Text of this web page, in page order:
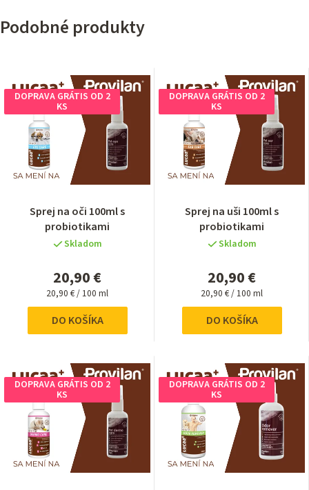
Podobné produkty
DOPRAVA GRÁTIS OD 2
KS
Sprej na oči 100ml s
probiotikami
Skladom
20,90 €
Jednotková
cena:
20,90 € / 100 ml
DO KOŠÍKA
DOPRAVA GRÁTIS OD 2
KS
Sprej na uši 100ml s
probiotikami
Skladom
20,90 €
Jednotková
cena:
20,90 € / 100 ml
DO KOŠÍKA
DOPRAVA GRÁTIS OD 2
KS
DOPRAVA GRÁTIS OD 2
KS